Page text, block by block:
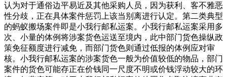
认为对于通俗边平易近及其他采购人员，因为获利、客不雅恶
性分歧，正在具体案件惩罚上该当别离进行认定。第二类典型
的蚂蚁搬场案件即是小我行邮私运案。小我行邮私运案采用多
次、小量的体例将涉案货色运送至境内，此中部门货色操纵政
策免征额度进行减免，而部门货色则通过低报的体例应对审
核。小我行邮私运案的涉案货色一般为价值较低的物品，部门
案件的货色可能存正在价钱同一尺度不明或价钱浮动较大的环